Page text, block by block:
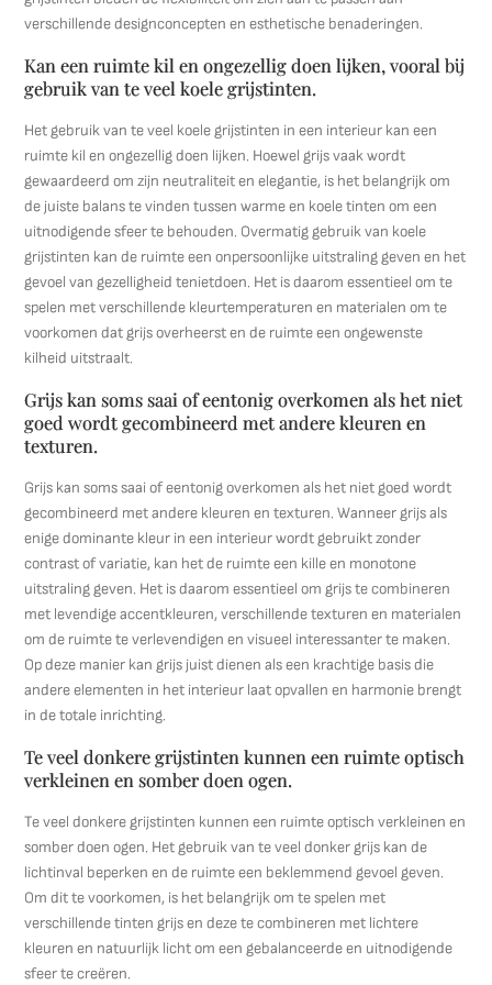
verschillende designconcepten en esthetische benaderingen.
Kan een ruimte kil en ongezellig doen lijken, vooral bij
gebruik van te veel koele grijstinten.
Het gebruik van te veel koele grijstinten in een interieur kan een
ruimte kil en ongezellig doen lijken. Hoewel grijs vaak wordt
gewaardeerd om zijn neutraliteit en elegantie, is het belangrijk om
de juiste balans te vinden tussen warme en koele tinten om een
uitnodigende sfeer te behouden. Overmatig gebruik van koele
grijstinten kan de ruimte een onpersoonlijke uitstraling geven en het
gevoel van gezelligheid tenietdoen. Het is daarom essentieel om te
spelen met verschillende kleurtemperaturen en materialen om te
voorkomen dat grijs overheerst en de ruimte een ongewenste
kilheid uitstraalt.
Grijs kan soms saai of eentonig overkomen als het niet
goed wordt gecombineerd met andere kleuren en
texturen.
Grijs kan soms saai of eentonig overkomen als het niet goed wordt
gecombineerd met andere kleuren en texturen. Wanneer grijs als
enige dominante kleur in een interieur wordt gebruikt zonder
contrast of variatie, kan het de ruimte een kille en monotone
uitstraling geven. Het is daarom essentieel om grijs te combineren
met levendige accentkleuren, verschillende texturen en materialen
om de ruimte te verlevendigen en visueel interessanter te maken.
Op deze manier kan grijs juist dienen als een krachtige basis die
andere elementen in het interieur laat opvallen en harmonie brengt
in de totale inrichting.
Te veel donkere grijstinten kunnen een ruimte optisch
verkleinen en somber doen ogen.
Te veel donkere grijstinten kunnen een ruimte optisch verkleinen en
somber doen ogen. Het gebruik van te veel donker grijs kan de
lichtinval beperken en de ruimte een beklemmend gevoel geven.
Om dit te voorkomen, is het belangrijk om te spelen met
verschillende tinten grijs en deze te combineren met lichtere
kleuren en natuurlijk licht om een gebalanceerde en uitnodigende
sfeer te creëren.